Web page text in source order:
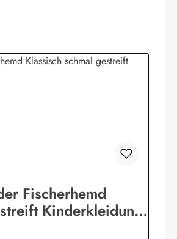
Fischerhemd
Kinderkleidung